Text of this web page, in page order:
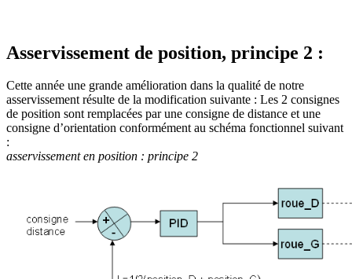
Asservissement de position, principe 2 :
Cette année une grande amélioration dans la qualité de notre
asservissement résulte de la modification suivante : Les 2 consignes
de position sont remplacées par une consigne de distance et une
consigne d’orientation conformément au schéma fonctionnel suivant
:
asservissement en position : principe 2